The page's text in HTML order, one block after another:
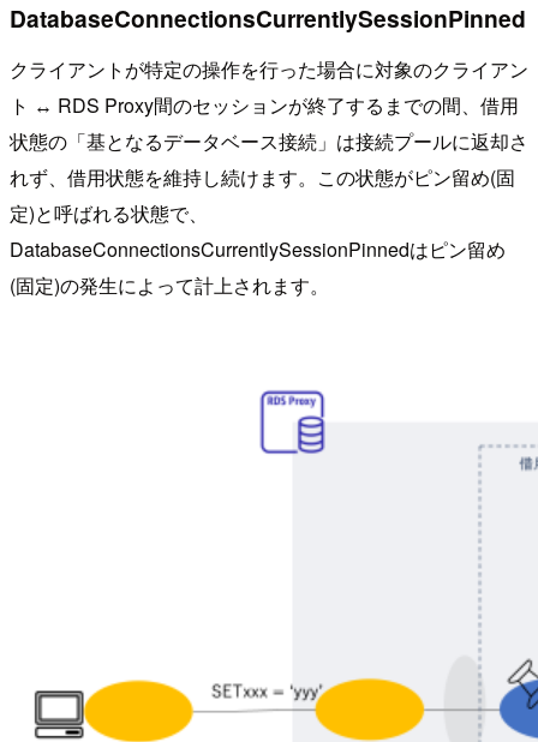
DatabaseConnectionsCurrentlySessionPinned
クライアントが特定の操作を行った場合に対象のクライアン
ト ↔ RDS Proxy間のセッションが終了するまでの間、借用
状態の「基となるデータベース接続」は接続プールに返却さ
れず、借用状態を維持し続けます。この状態がピン留め(固
定)と呼ばれる状態で、
DatabaseConnectionsCurrentlySessionPinnedはピン留め
(固定)の発生によって計上されます。